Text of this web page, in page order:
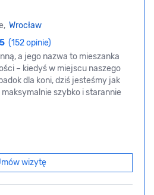
Wrocław
(152 opinie)
a jego nazwa to mieszanka
– kiedyś w miejscu naszego
dla koni, dziś jesteśmy jak
szybko i starannie
wizytę